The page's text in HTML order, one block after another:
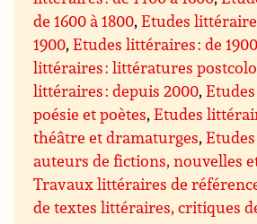
de 1600 à 1800,Etudes
1900,Etudes littéraires : de
littéraires : littératures
littéraires : depuis 2000,
poésie et poètes,Etudes
théâtre et dramaturges,
auteurs de fictions, nouvelles
Travaux littéraires de
de textes littéraires, critiques